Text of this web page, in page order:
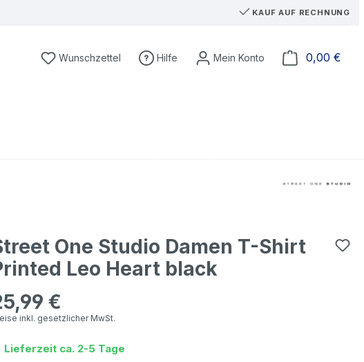
KAUF AUF RECHNUNG
Du hast 0 Produkte auf dem Merkzettel
Wunschzettel Hilfe 0,00 €
One Studio Damen T-Shirt
Leo Heart black
Preis:
€
inkl. gesetzlicher MwSt.
Lieferzeit ca. 2-5 Tage